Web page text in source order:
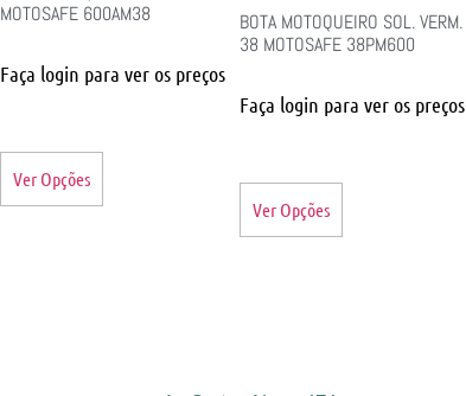
MOTOSAFE 600AM38
Faça login para ver os preços
Ver Opções
BOTA MOTOQUEIRO SOL. VERM.
38 MOTOSAFE 38PM600
Faça login para ver os preços
Ver Opções